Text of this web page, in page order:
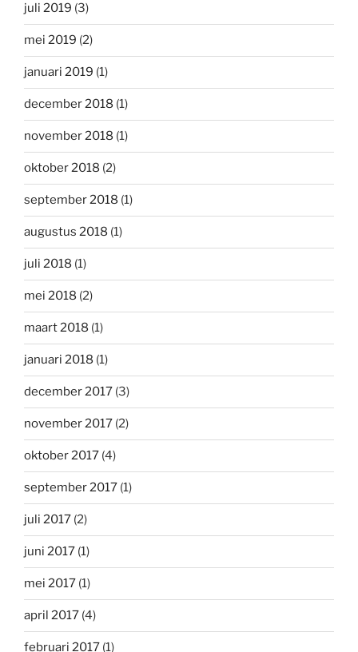
juli 2019 (3)
mei 2019 (2)
januari 2019 (1)
december 2018 (1)
november 2018 (1)
oktober 2018 (2)
september 2018 (1)
augustus 2018 (1)
juli 2018 (1)
mei 2018 (2)
maart 2018 (1)
januari 2018 (1)
december 2017 (3)
november 2017 (2)
oktober 2017 (4)
september 2017 (1)
juli 2017 (2)
juni 2017 (1)
mei 2017 (1)
april 2017 (4)
februari 2017 (1)